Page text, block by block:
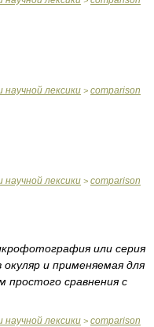
лексики > comparison
лексики > comparison
или серия
и применяемая для
простого сравнения с
лексики > comparison